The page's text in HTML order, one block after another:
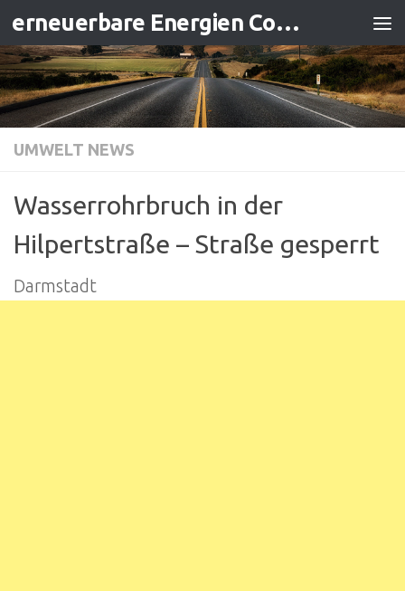
Zum Inhalt springen erneuerbare Energien Contracting
UMWELT NEWS
Wasserrohrbruch in der
Hilpertstraße – Straße gesperrt
Darmstadt